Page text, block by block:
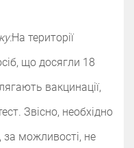
‌‌На території
що досягли 18
вакцинації,
Звісно, необхідно
можливості, не